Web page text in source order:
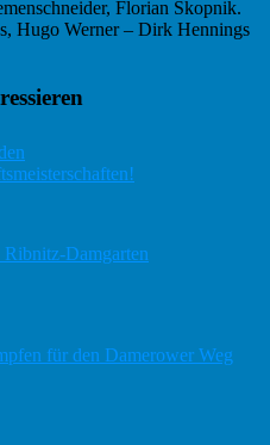
Florian Skopnik.
Hugo Werner – Dirk Hennings
Damgarten
für den Damerower Weg